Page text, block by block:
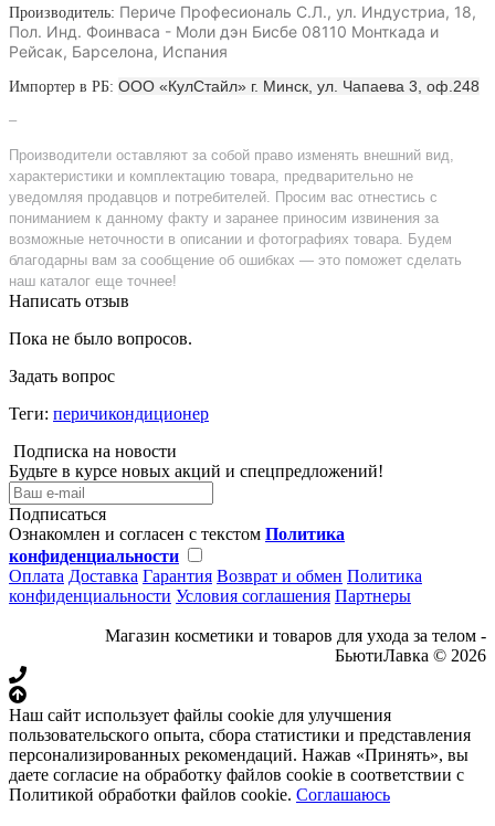
Производитель: Периче Професиональ С.Л., ул. Индустриа, 18,
Пол. Инд. Фоинваса - Моли дэн Бисбе 08110 Монткада и
Рейсак, Барселона, Испания
Импортер в РБ: ООО «КулСтайл» г. Минск, ул. Чапаева 3, оф.248
–
Производители оставляют за собой право изменять внешний вид,
характеристики и комплектацию товара, предварительно не
уведомляя продавцов и потребителей. Просим вас отнестись с
пониманием к данному факту и заранее приносим извинения за
возможные неточности в описании и фотографиях товара. Будем
благодарны вам за сообщение об ошибках — это поможет сделать
наш каталог еще точнее!
Написать отзыв
Пока не было вопросов.
Задать вопрос
Теги: перичикондиционер
Подписка на новости
Будьте в курсе новых акций и спецпредложений!
Подписаться
Ознакомлен и согласен с текстом Политика
конфиденциальности
Оплата Доставка Гарантия Возврат и обмен Политика
конфиденциальности Условия соглашения Партнеры
Магазин косметики и товаров для ухода за телом -
БьютиЛавка © 2026
Наш сайт использует файлы cookie для улучшения
пользовательского опыта, сбора статистики и представления
персонализированных рекомендаций. Нажав «Принять», вы
даете согласие на обработку файлов cookie в соответствии с
Политикой обработки файлов cookie. Соглашаюсь